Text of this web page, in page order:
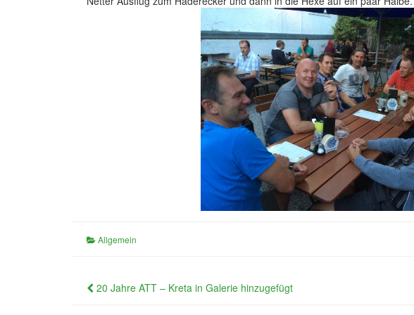
Allgemein
Beitragsnavigation
20 Jahre ATT – Kreta in Galerie hinzugefügt